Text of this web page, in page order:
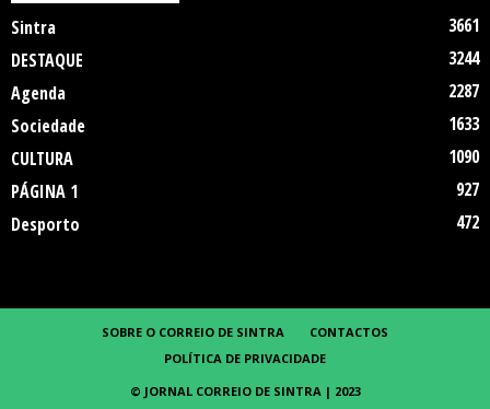
Sintra
3661
DESTAQUE
3244
Agenda
2287
Sociedade
1633
CULTURA
1090
PÁGINA 1
927
Desporto
472
SOBRE O CORREIO DE SINTRA
CONTACTOS
POLÍTICA DE PRIVACIDADE
© JORNAL CORREIO DE SINTRA | 2023